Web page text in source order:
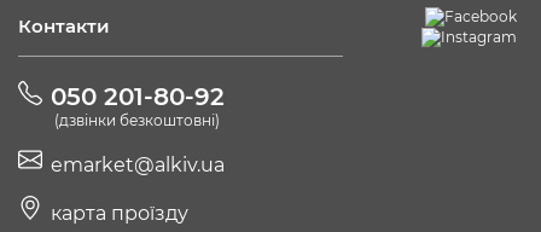
Контакти
050 201-80-92
(дзвінки безкоштовні)
emarket@alkiv.ua
карта проїзду